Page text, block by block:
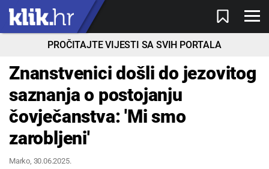
PROČITAJTE VIJESTI SA SVIH PORTALA
Znanstvenici došli do jezovitog
saznanja o postojanju
čovječanstva: 'Mi smo
zarobljeni'
Marko, 30.06.2025.